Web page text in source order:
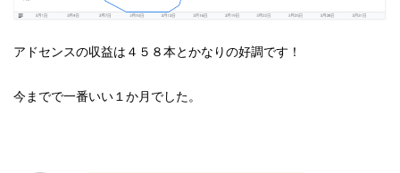
アドセンスの収益は４５８本とかなりの好調です！
今までで一番いい１か月でした。